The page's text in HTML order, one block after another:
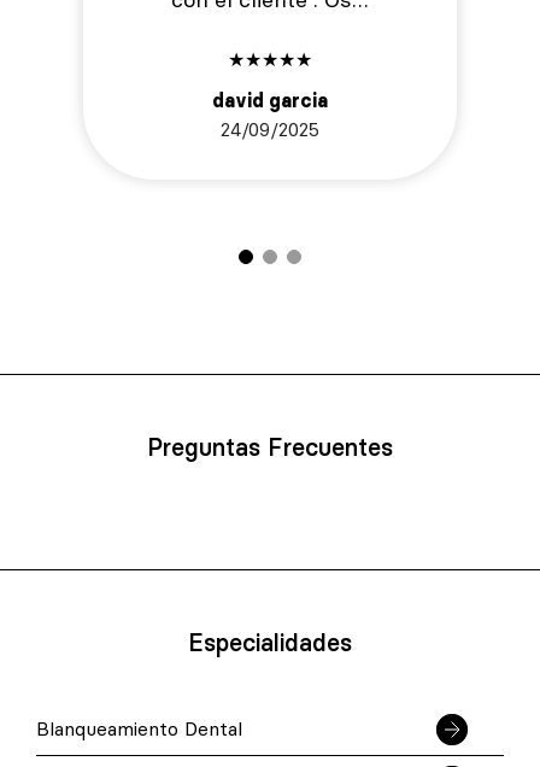
★★★★★
david garcia
24/09/2025
Preguntas Frecuentes
Especialidades
Blanqueamiento Dental